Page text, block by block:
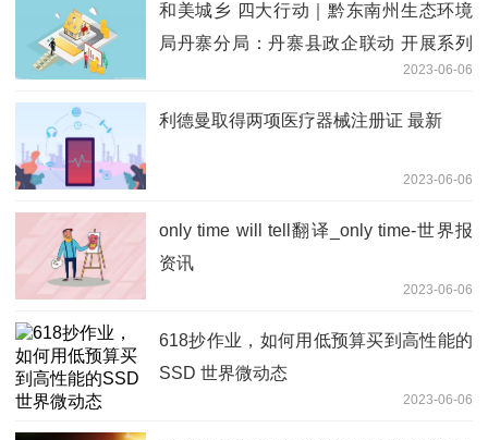
和美城乡 四大行动｜黔东南州生态环境
局丹寨分局：丹寨县政企联动 开展系列
2023-06-06
利德曼取得两项医疗器械注册证 最新
2023-06-06
only time will tell翻译_only time-世界报
资讯
2023-06-06
618抄作业，如何用低预算买到高性能的
SSD 世界微动态
2023-06-06